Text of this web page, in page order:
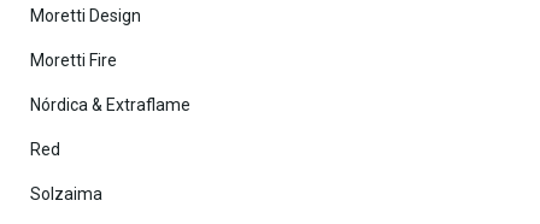
Moretti Design
Moretti Fire
Nórdica & Extraflame
Red
Solzaima